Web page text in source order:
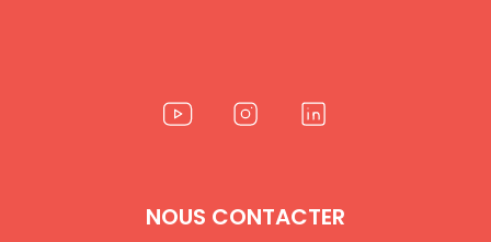
NOUS CONTACTER